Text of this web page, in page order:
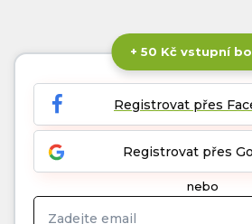
+ 50 Kč vstupní
Registrovat přes
Registrovat přes
nebo